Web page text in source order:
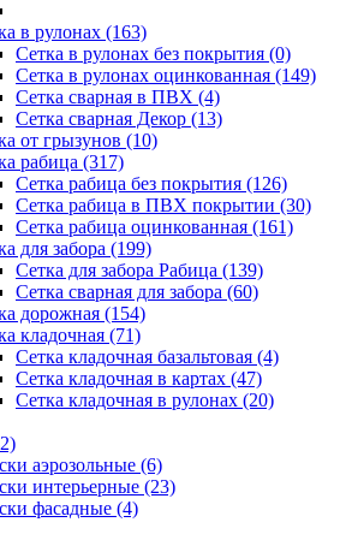
в рулонах (163)
Сетка в рулонах без покрытия (0)
Сетка в рулонах оцинкованная (149)
Сетка сварная в ПВХ (4)
Сетка сварная Декор (13)
от грызунов (10)
рабица (317)
Сетка рабица без покрытия (126)
Сетка рабица в ПВХ покрытии (30)
Сетка рабица оцинкованная (161)
для забора (199)
Сетка для забора Рабица (139)
Сетка сварная для забора (60)
дорожная (154)
кладочная (71)
Сетка кладочная базальтовая (4)
Сетка кладочная в картах (47)
Сетка кладочная в рулонах (20)
аэрозольные (6)
интерьерные (23)
фасадные (4)